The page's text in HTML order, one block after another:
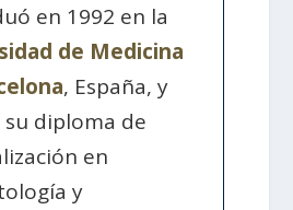
en 1992 en la
de Medicina
, España, y
diploma de
en
y